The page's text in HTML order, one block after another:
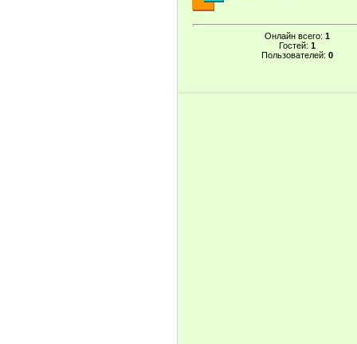
Онлайн всего: 1
Гостей: 1
Пользователей: 0